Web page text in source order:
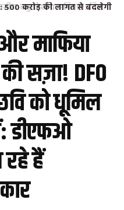
500 करोड़ की लागत से बदलेगी
आभार माफिया
सज़ा! DFO
को धूमिल
डीएफओ
हैं